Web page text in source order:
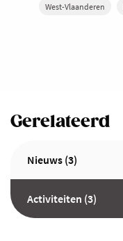
West-Vlaanderen
Gerelateerd
Nieuws (3)
Activiteiten (3)